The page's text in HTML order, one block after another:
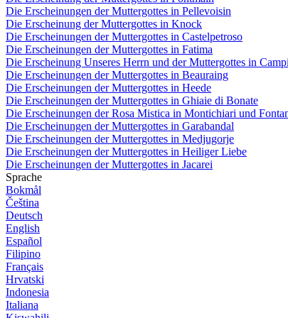
Die Erscheinungen der Muttergottes in Pellevoisin
Die Erscheinung der Muttergottes in Knock
Die Erscheinungen der Muttergottes in Castelpetroso
Die Erscheinungen der Muttergottes in Fatima
Die Erscheinung Unseres Herrn und der Muttergottes in
Die Erscheinungen der Muttergottes in Beauraing
Die Erscheinungen der Muttergottes in Heede
Die Erscheinungen der Muttergottes in Ghiaie di Bonate
Die Erscheinungen der Rosa Mistica in Montichiari und
Die Erscheinungen der Muttergottes in Garabandal
Die Erscheinungen der Muttergottes in Medjugorje
Die Erscheinungen der Muttergottes in Heiliger Liebe
Die Erscheinungen der Muttergottes in Jacarei
Sprache
Bokmål
Čeština
Deutsch
English
Español
Filipino
Français
Hrvatski
Indonesia
Italiana